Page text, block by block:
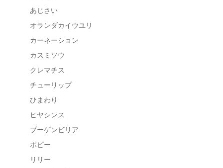
あじさい
オランダカイウユリ
カーネーション
カスミソウ
クレマチス
チューリップ
ひまわり
ヒヤシンス
ブーゲンビリア
ポピー
リリー